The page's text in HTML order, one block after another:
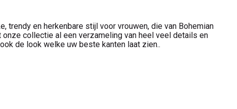
trendy en herkenbare stijl voor vrouwen, die van Bohemian
collectie al een verzameling van heel veel details en
de look welke uw beste kanten laat zien..